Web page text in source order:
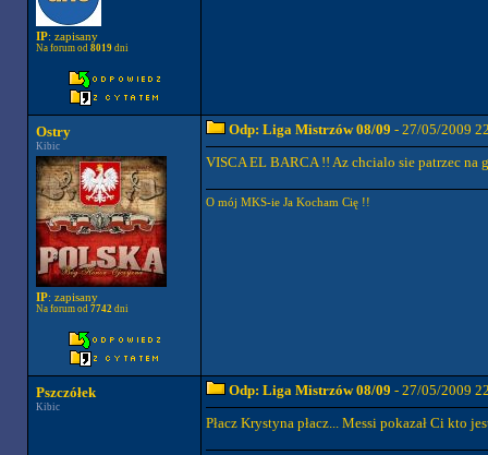
IP: zapisany
Na forum od 8019dni
Ostry
Kibic
IP: zapisany
Na forum od 7742dni
Odp: Liga Mistrzów 08/09 - 27/05/2009
VISCA EL BARCA !! Az chcialo sie patrzec na
O mój MKS-ie Ja Kocham Cię !!
Pszczółek
Kibic
Odp: Liga Mistrzów 08/09 - 27/05/2009
Płacz Krystyna płacz... Messi pokazał Ci kto